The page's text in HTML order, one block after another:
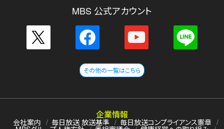
MBS 公式アカウント
その他の一覧はこちら
企業情報
会社案内 毎日放送 放送基準 毎日放送コンプライアンス憲章